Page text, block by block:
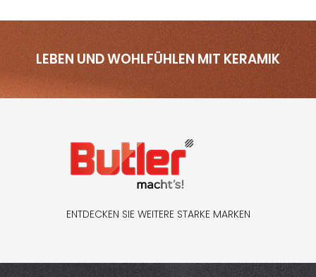
LEBEN UND WOHLFÜHLEN MIT KERAMIK
ENTDECKEN SIE WEITERE STARKE MARKEN